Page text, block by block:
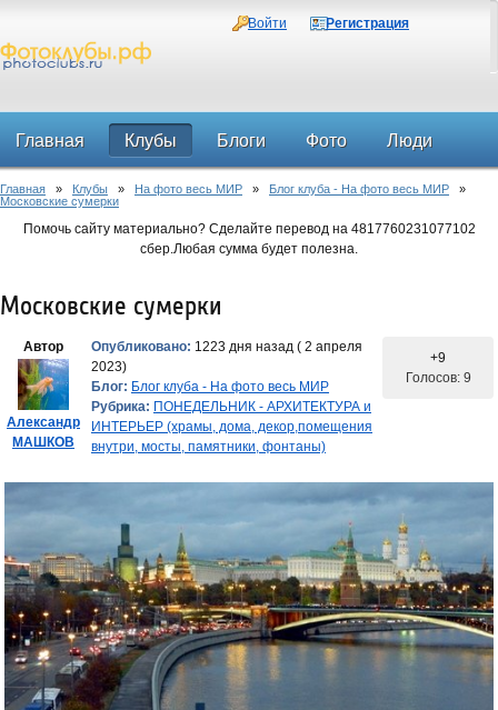
Войти Регистрация
Главная Клубы Блоги Фото Люди
Форум
Главная » Клубы » На фото весь МИР » Блог клуба - На фото весь МИР »
Московские сумерки
Помочь сайту материально? Сделайте перевод на 4817760231077102
сбер.Любая сумма будет полезна.
Московские сумерки
Автор
Александр
МАШКОВ
Опубликовано: 1223 дня назад ( 2 апреля
2023)
Блог: Блог клуба - На фото весь МИР
Рубрика: ПОНЕДЕЛЬНИК - АРХИТЕКТУРА и
ИНТЕРЬЕР (храмы, дома, декор,помещения
внутри, мосты, памятники, фонтаны)
+9
Голосов: 9